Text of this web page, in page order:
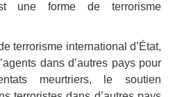
une forme de terrorisme
terrorisme international d’État,
dans d’autres pays pour
meurtriers, le soutien